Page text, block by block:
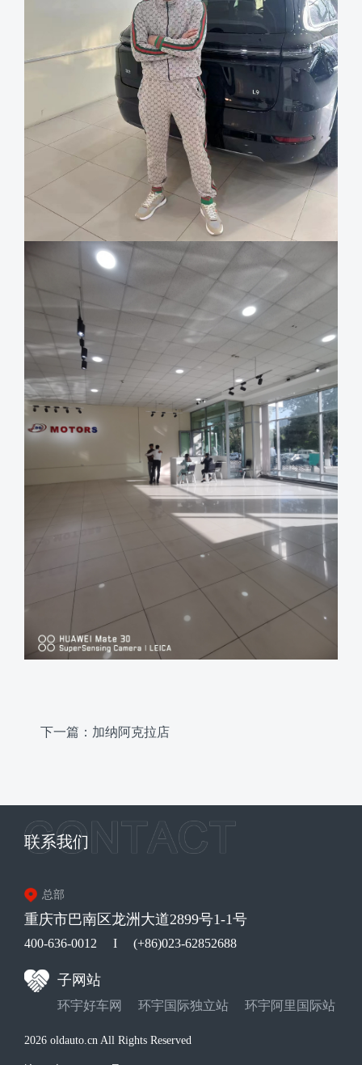
下一篇：加纳阿克拉店
联系我们
总部
重庆市巴南区龙洲大道2899号1-1号
400-636-0012 I (+86)023-62852688
子网站
环宇好车网 环宇国际独立站 环宇阿里国际站
2026 oldauto.cn All Rights Reserved